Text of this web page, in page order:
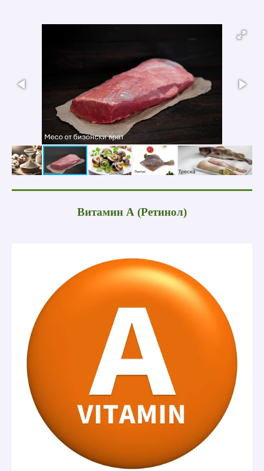
Витамин А (Ретинол)